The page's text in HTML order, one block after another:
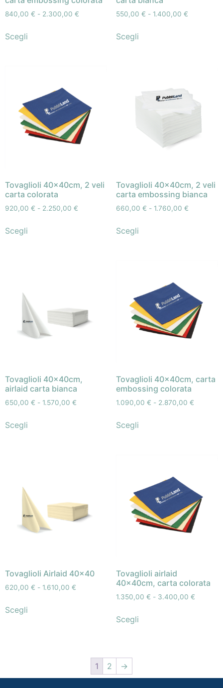
840,00 € - 2.300,00 €
Scegli
550,00 € - 1.400,00 €
Scegli
Tovaglioli 40x40cm, 2 veli
carta colorata
920,00 € - 2.250,00 €
Scegli
Tovaglioli 40x40cm, 2 veli
carta embossing bianca
660,00 € - 1.760,00 €
Scegli
Tovaglioli 40x40cm,
airlaid carta bianca
650,00 € - 1.570,00 €
Scegli
Tovaglioli 40x40cm, carta
embossing colorata
1.090,00 € - 2.870,00 €
Scegli
Tovaglioli Airlaid 40×40
620,00 € - 1.610,00 €
Scegli
Tovaglioli airlaid
40x40cm, carta colorata
1.350,00 € - 3.400,00 €
Scegli
1 2 →